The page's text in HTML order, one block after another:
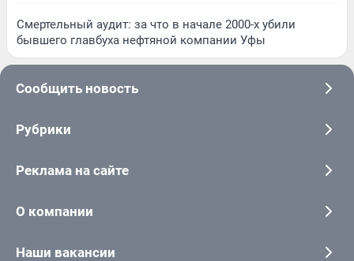
Смертельный аудит: за что в начале 2000-х убили
бывшего главбуха нефтяной компании Уфы
Сообщить новость
Рубрики
Реклама на сайте
О компании
Наши вакансии